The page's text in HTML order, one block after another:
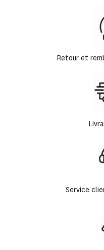
Retour et
Service